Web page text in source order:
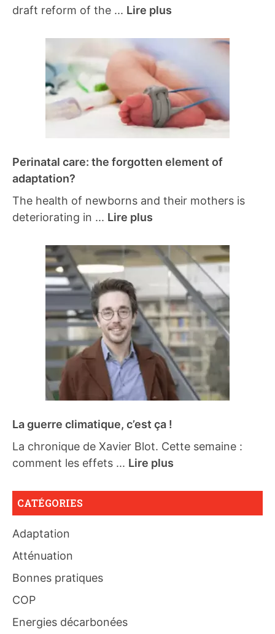
draft reform of the ... Lire plus
Perinatal care: the forgotten element of
adaptation?
The health of newborns and their mothers is
deteriorating in ... Lire plus
La guerre climatique, c’est ça !
La chronique de Xavier Blot. Cette semaine :
comment les effets ... Lire plus
CATÉGORIES
Adaptation
Atténuation
Bonnes pratiques
COP
Energies décarbonées